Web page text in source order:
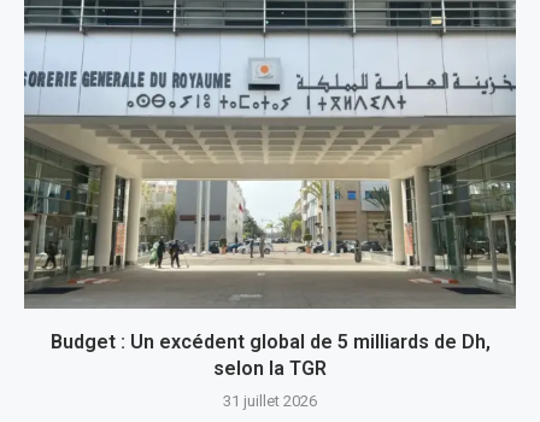
Budget : Un excédent global de 5 milliards de Dh,
selon la TGR
31 juillet 2026